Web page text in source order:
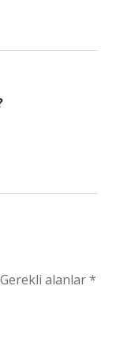
Gerekli alanlar*